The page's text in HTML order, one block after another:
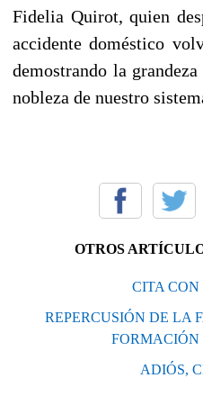
Fidelia Quirot, quien
accidente doméstico
demostrando la
nobleza de nuestro
OTROS
CITA
REPERCUSIÓN DE LA
FORMACIÓN
ADIÓS,